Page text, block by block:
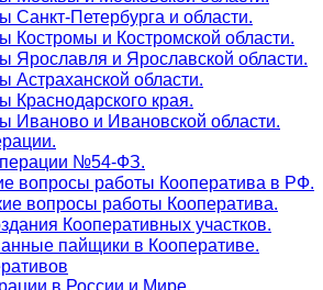
Петербурга и области.
Костромы и Костромской области.
Ярославля и Ярославской области.
области.
края.
Иваново и Ивановской области.
№54-ФЗ.
вопросы работы Кооператива в РФ.
вопросы работы Кооператива.
Кооперативных участков.
пайщики в Кооперативе.